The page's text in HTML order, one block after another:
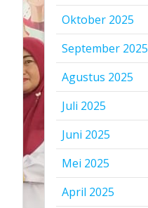
Oktober 2025
September 2025
Agustus 2025
Juli 2025
Juni 2025
Mei 2025
April 2025